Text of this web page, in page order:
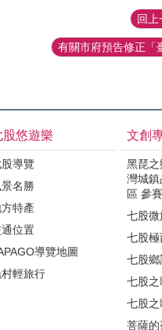
回上
有關市府預告修正「
股悠遊樂
導覽
景名勝
特產
位置
導覽地圖
輕旅行
文創
黑琵
灣城
區 參
七股
七股極
七股鄉
七股
七股
菩薩